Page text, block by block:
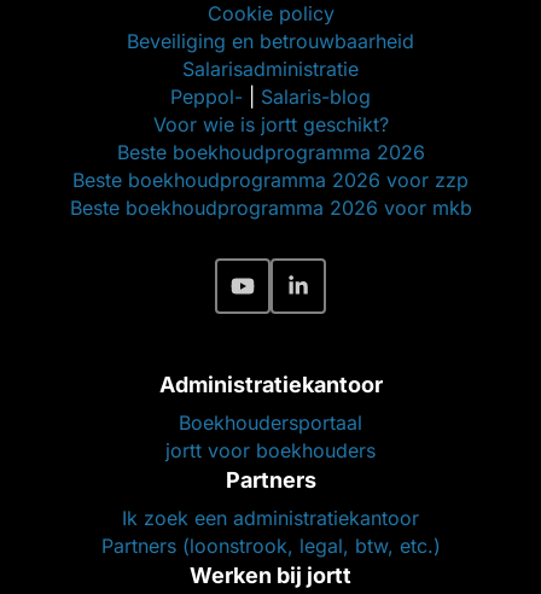
Cookie policy
Beveiliging en betrouwbaarheid
Salarisadministratie
Peppol-
Salaris-blog
Voor wie is jortt geschikt?
Beste boekhoudprogramma 2026
Beste boekhoudprogramma 2026 voor zzp
Beste boekhoudprogramma 2026 voor mkb
Administratiekantoor
Boekhoudersportaal
jortt voor boekhouders
Partners
Ik zoek een administratiekantoor
Partners (loonstrook, legal, btw, etc.)
Werken bij jortt